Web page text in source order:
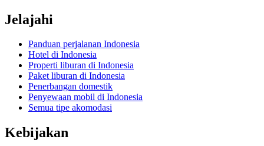
Jelajahi
Panduan perjalanan Indonesia
Hotel di Indonesia
Properti liburan di Indonesia
Paket liburan di Indonesia
Penerbangan domestik
Penyewaan mobil di Indonesia
Semua tipe akomodasi
Kebijakan